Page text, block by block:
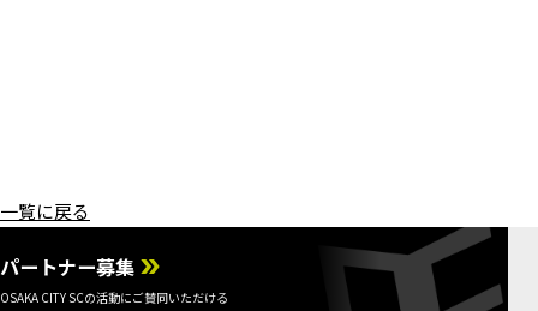
一覧に戻る
パートナー募集
OSAKA CITY SCの活動にご賛同いただける